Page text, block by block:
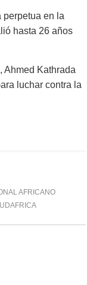
perpetua en la
hasta 26 años
Ahmed Kathrada
luchar contra la
AFRICANO